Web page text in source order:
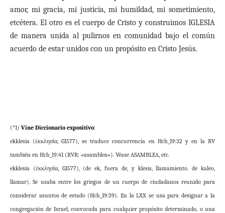
amor, mi gracia, mi justicia, mi humildad, mi sometimiento,
etcétera. El otro es el cuerpo de Cristo y construimos IGLESIA
de manera unida al pulirnos en comunidad bajo el común
acuerdo de estar unidos con un propósito en Cristo Jesús.
(*1) Vine Diccionario expositivo:
ekklesia (ἐκκλησία, G1577), se traduce concurrencia en Hch_19:32 y en la RV
también en Hch_19:41 (RVR: «asamblea»). Véase ASAMBLEA, etc.
ekklesia (ἐκκλησία, G1577), (de ek, fuera de, y klesis, llamamiento. de kaleo,
llamar). Se usaba entre los griegos de un cuerpo de ciudadanos reunido para
considerar asuntos de estado (Hch_19:39). En la LXX se usa para designar a la
congregación de Israel, convocada para cualquier propósito determinado, o una